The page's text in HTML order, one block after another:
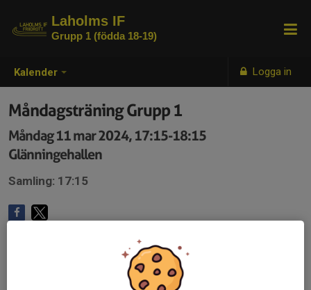
Kalender Logga in
Laholms IF
Grupp 1 (födda 18-19)
Måndagsträning Grupp 1
Måndag 11 mar 2024, 17:15-18:15
Glänningehallen
Samling: 17:15